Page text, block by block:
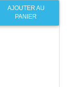
AJOUTER AU
PANIER